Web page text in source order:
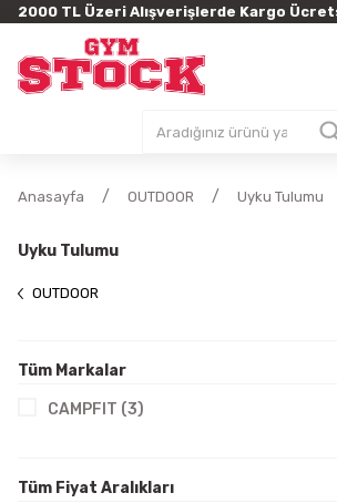
2000 TL Üzeri Alışverişlerde Kargo
Anasayfa OUTDOOR Uyku Tulumu
Uyku Tulumu
OUTDOOR
Tüm Markalar
CAMPFIT (3)
Tüm Fiyat Aralıkları